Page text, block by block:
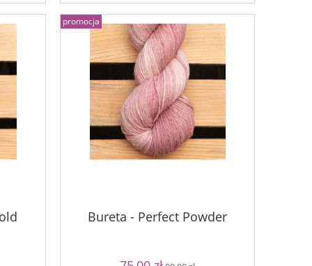
Bureta - Perfect Powder
promocja